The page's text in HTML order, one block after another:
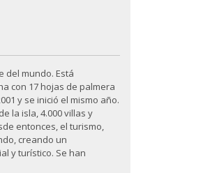
del mundo. Está
con 17 hojas de palmera
y se inició el mismo año.
la isla, 4.000 villas y
entonces, el turismo,
creando un
y turístico. Se han